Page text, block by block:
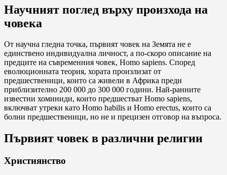
Научният поглед върху произхода на
човека
От научна гледна точка, първият човек на Земята не е
единствено индивидуална личност, а по-скоро описание на
предците на съвременния човек, Homo sapiens. Според
еволюционната теория, хората произлизат от
предшественици, които са живели в Африка преди
приблизително 200 000 до 300 000 години. Най-ранните
известни хоминиди, които предшестват Homo sapiens,
включват утреки като Homo habilis и Homo erectus, които са
болни предшественици, но не и прецизен отговор на въпроса.
Първият човек в различни религии
Християнство